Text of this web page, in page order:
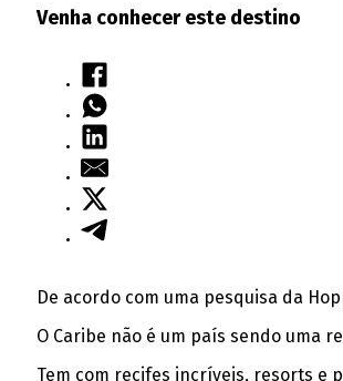
Venha conhecer este destino
De acordo com uma pesquisa da
O Caribe não é um país sendo uma
Tem com recifes incríveis, resorts e